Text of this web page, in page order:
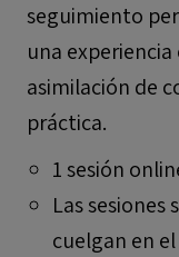
seguimiento
una
asimilación de
práctica.
1 sesión
Las sesiones
cuelgan en